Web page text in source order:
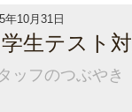
年10月31日
生テスト
ッフのつぶやき